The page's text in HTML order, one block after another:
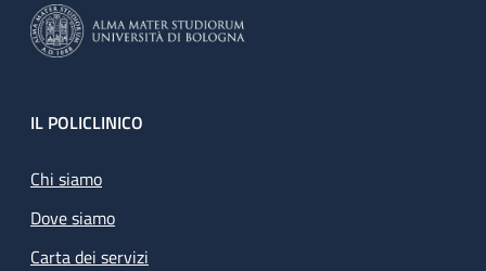
Footer
IL POLICLINICO
Chi siamo
Dove siamo
Carta dei servizi